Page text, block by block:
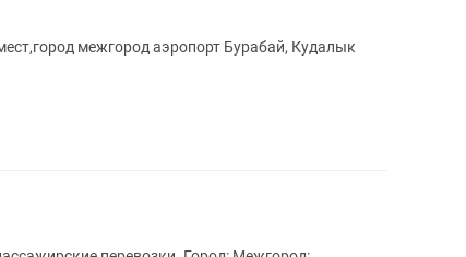
межгород аэропорт Бурабай, Кудалык